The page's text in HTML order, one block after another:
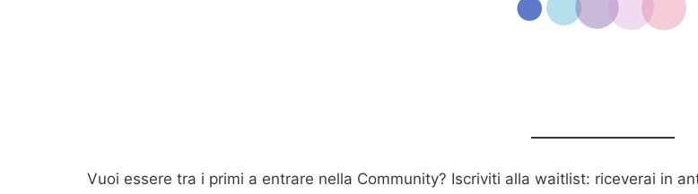
Vuoi essere tra i primi a entrare nella Community? Iscriviti alla waitlist: riceverai in